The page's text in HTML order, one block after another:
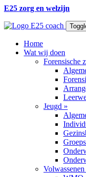
E25 zorg en welzijn
Home
Wat wij doen
Forensische
Jeugd »
Volwassenen